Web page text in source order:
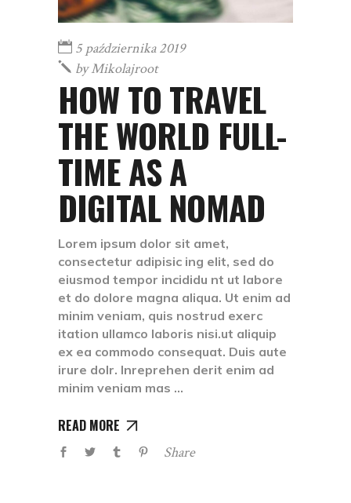
5 października 2019
byMikolajroot
HOW TO TRAVEL
THE WORLD FULL-
TIME AS A
DIGITAL NOMAD
Lorem ipsum dolor sit amet,
consectetur adipisic ing elit, sed do
eiusmod tempor incididu nt ut labore
et do dolore magna aliqua. Ut enim ad
minim veniam, quis nostrud exerc
itation ullamco laboris nisi.ut aliquip
ex ea commodo consequat. Duis aute
irure dolr. Inreprehen derit enim ad
minim veniam mas
READ MORE
Share